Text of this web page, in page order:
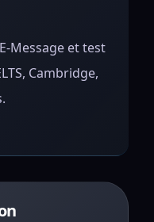
Message et test
Cambridge,